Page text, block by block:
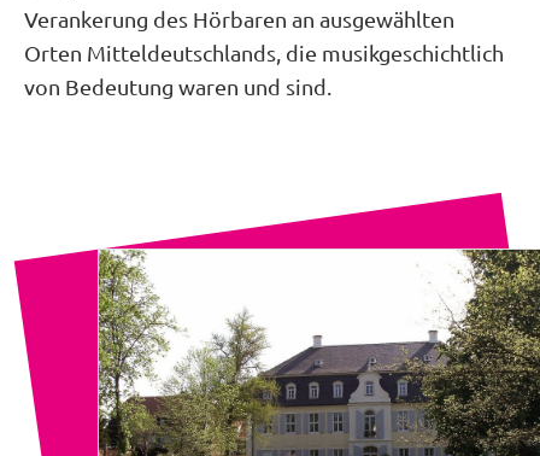
Verankerung des Hörbaren an ausgewählten
Orten Mitteldeutschlands, die musikgeschichtlich
von Bedeutung waren und sind.